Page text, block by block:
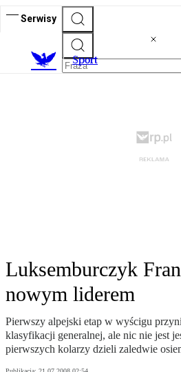
Serwisy
Sport
Luksemburczyk
nowym liderem
Pierwszy alpejski etap w wyścigu
klasyfikacji generalnej, ale nic nie jest
pierwszych kolarzy dzieli zaledwie